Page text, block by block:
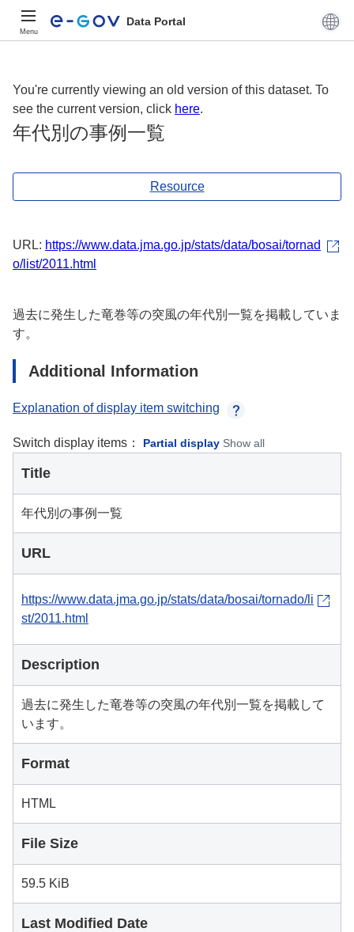
Menu
Data Portal
You're currently viewing an old version of this dataset. To
see the current version, click here.
年代別の事例一覧
Resource
URL: https://www.data.jma.go.jp/stats/data/bosai/tornad
o/list/2011.html
過去に発生した竜巻等の突風の年代別一覧を掲載していま
す。
Additional Information
Explanation of display item switching
Switch display items： Partial display Show all
Title
年代別の事例一覧
URL
https://www.data.jma.go.jp/stats/data/bosai/tornado/li
st/2011.html
Description
過去に発生した竜巻等の突風の年代別一覧を掲載して
います。
Format
HTML
File Size
59.5 KiB
Last Modified Date